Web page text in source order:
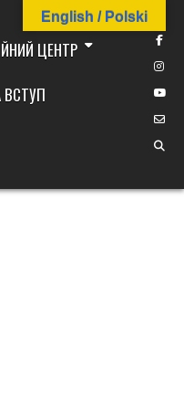
ЦЕНТР
ВСТУП
English / Polski